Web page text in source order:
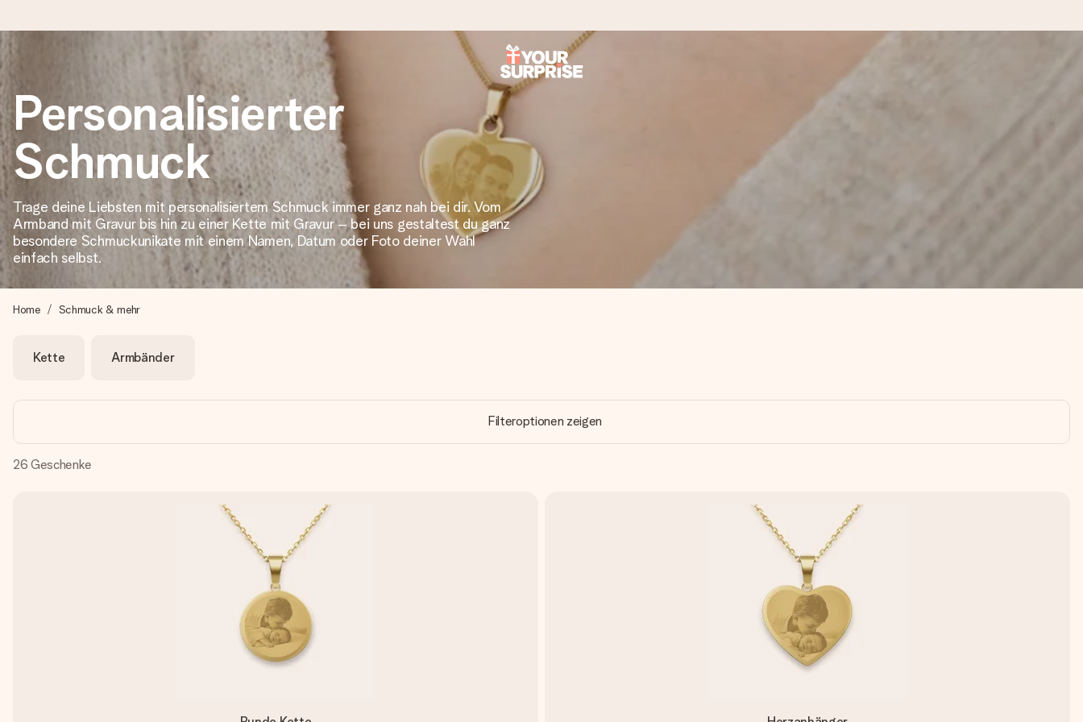
Heute bestellt, in 1 Werktag verschickt
Wir bereiten dein Geschenk sorgfältig vor und schicken es blitzschnell – damit du es genau zum richtigen Zeitpunkt überreichen kannst, wenn es am meisten
zählt.
4,8 (basierend auf +15.000 Bewertungen)
Unsere Geschenke begeistern. Kunden bewerten uns mit 4,8 bei Google Reviews (Gesamtergebnis aller Länder, in die wir versenden).
+49 39292 929695
Montag - Freitag : 8:30 - 17:00 Uhr
Personalisierter
Schmuck
Trage deine Liebsten mit personalisiertem Schmuck immer ganz nah bei dir. Vom
Armband mit Gravur bis hin zu einer Kette mit Gravur – bei uns gestaltest du ganz
besondere Schmuckunikate mit einem Namen, Datum oder Foto deiner Wahl
einfach selbst.
Home Schmuck & mehr
Kette Armbänder
Filteroptionen zeigen
26 Geschenke